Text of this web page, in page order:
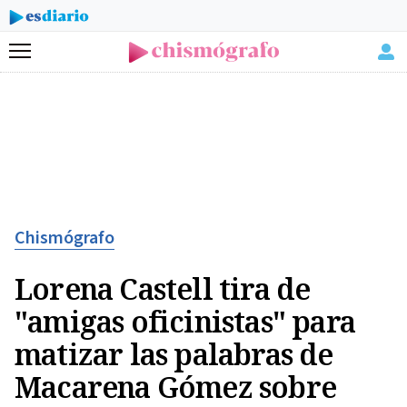
Menú
Chismógrafo
Lorena Castell tira de
"amigas oficinistas" para
matizar las palabras de
Macarena Gómez sobre